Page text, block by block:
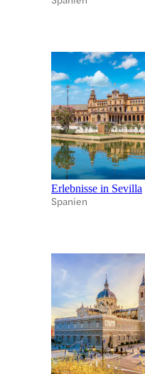
Erlebnisse in Sevilla
Spanien